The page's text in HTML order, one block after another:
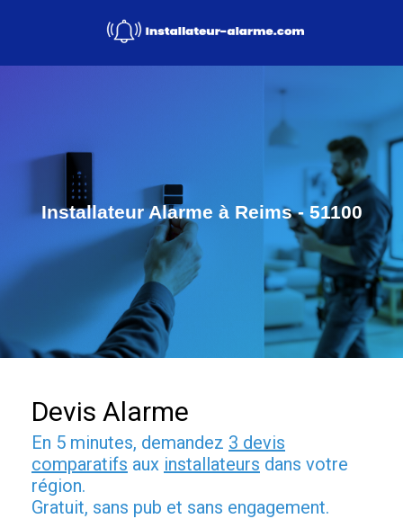
Installateur Alarme à Reims - 51100
Devis Alarme
En 5 minutes, demandez 3 devis
comparatifs aux installateurs dans votre
région.
Gratuit, sans pub et sans engagement.